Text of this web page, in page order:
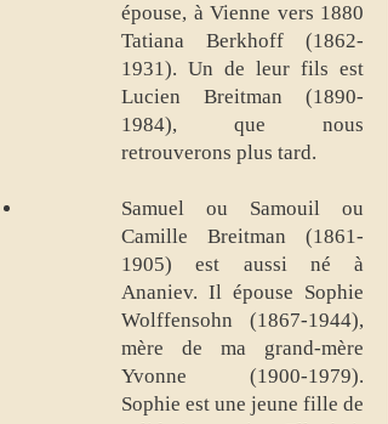
épouse, à Vienne vers 1880
Tatiana Berkhoff (1862-
1931). Un de leur fils est
Lucien Breitman (1890-
1984), que nous
retrouverons plus tard.
Samuel ou Samouil ou
Camille Breitman (1861-
1905) est aussi né à
Ananiev. Il épouse Sophie
Wolffensohn (1867-1944),
mère de ma grand-mère
Yvonne (1900-1979).
Sophie est une jeune fille de